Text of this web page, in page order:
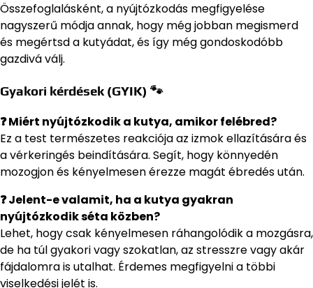
Összefoglalásként, a nyújtózkodás megfigyelése
nagyszerű módja annak, hogy még jobban megismerd
és megértsd a kutyádat, és így még gondoskodóbb
gazdivá válj.
Gyakori kérdések (GYIK) 🐾
❓ Miért nyújtózkodik a kutya, amikor felébred?
Ez a test természetes reakciója az izmok ellazítására és
a vérkeringés beindítására. Segít, hogy könnyedén
mozogjon és kényelmesen érezze magát ébredés után.
❓ Jelent-e valamit, ha a kutya gyakran
nyújtózkodik séta közben?
Lehet, hogy csak kényelmesen ráhangolódik a mozgásra,
de ha túl gyakori vagy szokatlan, az stresszre vagy akár
fájdalomra is utalhat. Érdemes megfigyelni a többi
viselkedési jelét is.